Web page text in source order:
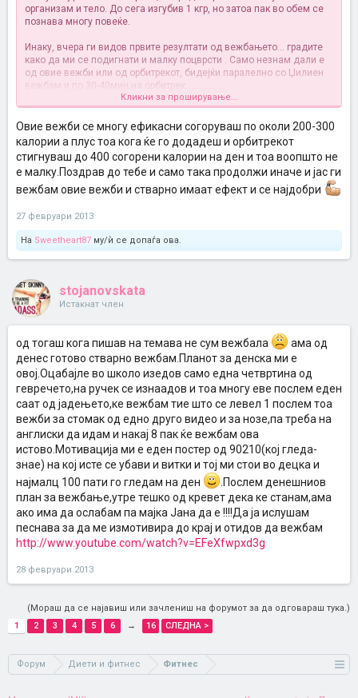
организам и тело. До сега изгубив 1 кгр, но затоа пак во обем се
познава многу повеќе.
Инаку, вчера ги видов првите резултати од вежбањето... градите
како да ми се подигнати и малку поцврсти . Само незнам дали е
од овие вежби или од орбитрекот, бидејќи паралелно со Џилиен
вежбам и по 30-40мин на орбитрек.
Позз девојки и останете мотивирани и истрајни до крај
Кликни за проширување...
Овие вежби се многу ефикасни согоруваш по околи 200-300
калории а плус тоа кога ќе го додадеш и орбитрекот
стигнуваш до 400 согорени калории на ден и тоа воопшто не
е малку.Поздрав до тебе и само така продолжи иначе и јас ги
вежбам овие вежби и стварно имаат ефект и се најдобри
27 февруари 2013
На Sweetheart87 му/ѝ се допаѓа ова.
stojanovskata
Истакнат член
од тогаш кога пишав на темава не сум вежбала
ама од
денес готово стварно вежбам.Планот за денска ми е
овој.Оцабајле во школо изедов само една четвртина од
гевречето,на ручек се изнаадов и тоа многу еве послем еден
саат од јадењето,ке вежбам тие што се левел 1 послем тоа
вежби за стомак од едно друго видео и за нозе,па треба на
англиски да идам и накај 8 пак ќе вежбам ова
истово.Мотивација ми е еден постер од 90210(кој гледа-
знае) на кој исте се убави и витки и тој ми стои во децка и
најмалц 100 пати го гледам на ден
.Послем денешниов
план за вежбање,утре тешко од кревет дека ке станам,ама
ако има да ослабам па мајка Јана да е !!!!Да ја ислушам
песнава за да ме измотивира до крај и отидов да вежбам
http://www.youtube.com/watch?v=EFeXfwpxd3g
28 февруари 2013
(Мораш да се најавиш или зачлениш на форумот за да одговараш тука.)
1
2 3 4 5 6 → 16 СЛЕДНА >
Форум Диети и фитнес Фитнес